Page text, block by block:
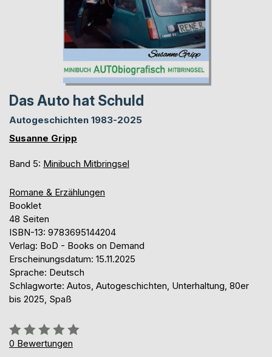
Das Auto hat Schuld
Autogeschichten 1983-2025
Susanne Gripp
Band 5: Minibuch Mitbringsel
Romane & Erzählungen
Booklet
48 Seiten
ISBN-13: 9783695144204
Verlag: BoD - Books on Demand
Erscheinungsdatum: 15.11.2025
Sprache: Deutsch
Schlagworte: Autos, Autogeschichten, Unterhaltung, 80er
bis 2025, Spaß
Bewertung::
0%
0 Bewertungen